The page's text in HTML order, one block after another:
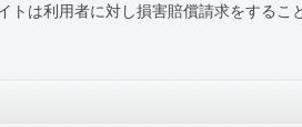
トは利用者に対し損害賠償請求をするこ